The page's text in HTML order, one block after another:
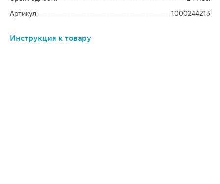
Артикул
1000244213
Инструкция к товару